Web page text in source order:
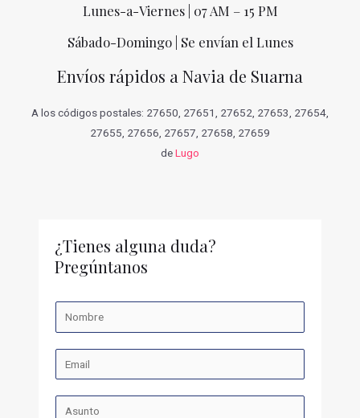
Lunes-a-Viernes | 07 AM – 15 PM
Sábado-Domingo | Se envían el Lunes
Envíos rápidos a Navia de Suarna
A los códigos postales: 27650, 27651, 27652, 27653, 27654,
27655, 27656, 27657, 27658, 27659
deLugo
¿Tienes alguna duda?
Pregúntanos